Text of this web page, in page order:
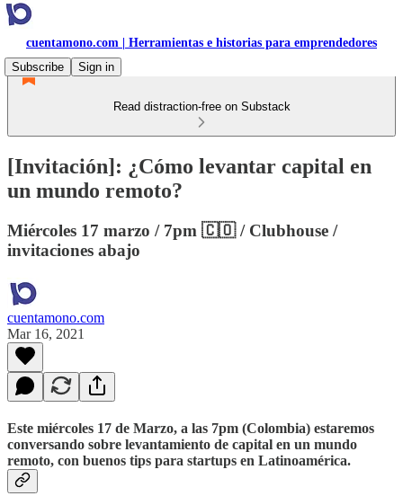
cuentamono.com | Herramientas e historias para emprendedores
Subscribe
Sign in
Read distraction-free on Substack
[Invitación]: ¿Cómo levantar capital en
un mundo remoto?
Miércoles 17 marzo / 7pm 🇨🇴 / Clubhouse /
invitaciones abajo
cuentamono.com
Mar 16, 2021
Este miércoles 17 de Marzo, a las 7pm (Colombia) estaremos
conversando sobre levantamiento de capital en un mundo
remoto, con buenos tips para startups en Latinoamérica.